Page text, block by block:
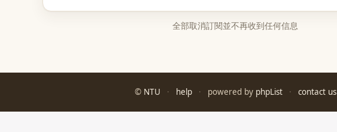
全部取消訂閱並不再收到任何信息
© NTU · help · powered by phpList · contact us